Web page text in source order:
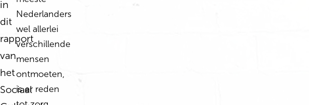
in
dit
rapport
van
het
Sociaal
Nederlanders
wel allerlei
verschillende
mensen
ontmoeten,
is er reden